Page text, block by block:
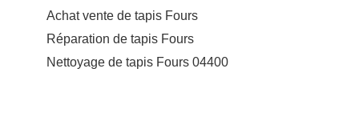
Achat vente de tapis Fours
Réparation de tapis Fours
Nettoyage de tapis Fours 04400